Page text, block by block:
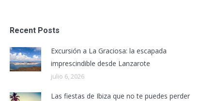
Recent Posts
Excursión a La Graciosa: la escapada
imprescindible desde Lanzarote
julio 6, 2026
Las fiestas de Ibiza que no te puedes perder